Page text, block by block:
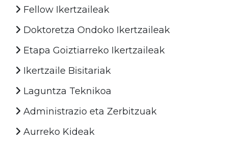
Fellow Ikertzaileak
Doktoretza Ondoko Ikertzaileak
Etapa Goiztiarreko Ikertzaileak
Ikertzaile Bisitariak
Laguntza Teknikoa
Administrazio eta Zerbitzuak
Aurreko Kideak